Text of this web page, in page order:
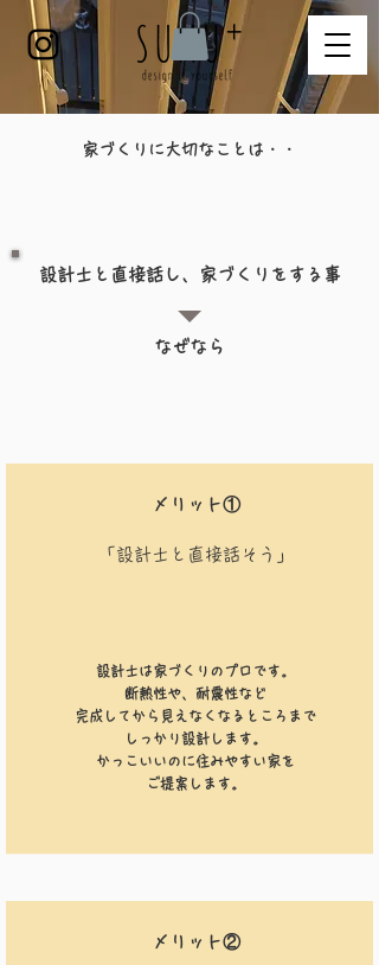
​家づくりに大切なことは・・
​設計士と直接話し、家づくりをする事
​なぜなら
​メリット①
​「設計士と直接話そう」
設計士は家づくりのプロです。
断熱性や、耐震性など
完成してから見えなくなるところまで
​しっかり設計します。
かっこいいのに住みやすい家を
​ご提案します。
​メリット②